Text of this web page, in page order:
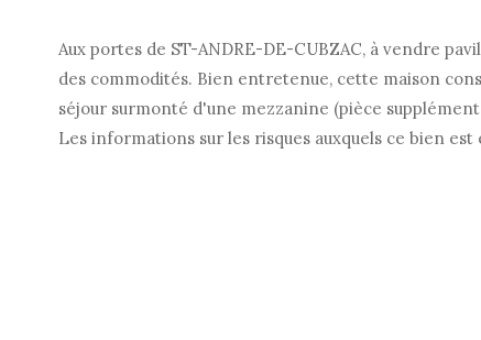
Aux portes de ST-ANDRE-DE-CUBZAC, à vendre
des commodités. Bien entretenue, cette maison
séjour surmonté d'une mezzanine (pièce
Les informations sur les risques auxquels ce bien